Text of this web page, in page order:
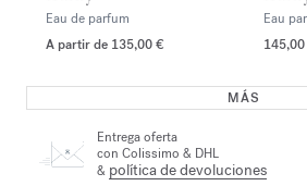
Eau de parfum
A partir de 135,00 €
Eau
MÁS
Entrega oferta
con Colissimo & DHL
& política de devoluciones